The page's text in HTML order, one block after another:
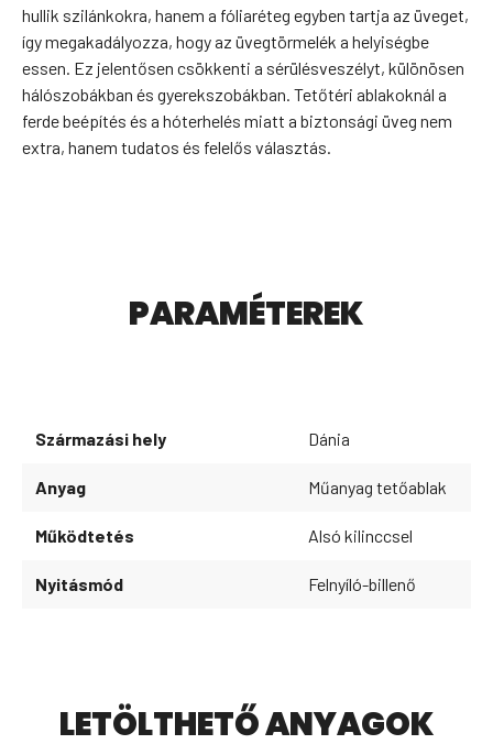
hullik szilánkokra, hanem a fóliaréteg egyben tartja az üveget,
így megakadályozza, hogy az üvegtörmelék a helyiségbe
essen. Ez jelentősen csökkenti a sérülésveszélyt, különösen
hálószobákban és gyerekszobákban. Tetőtéri ablakoknál a
ferde beépítés és a hóterhelés miatt a biztonsági üveg nem
extra, hanem tudatos és felelős választás.
PARAMÉTEREK
Származási hely Dánia
Anyag Műanyag tetőablak
Működtetés Alsó kilinccsel
Nyitásmód Felnyíló-billenő
LETÖLTHETŐ ANYAGOK